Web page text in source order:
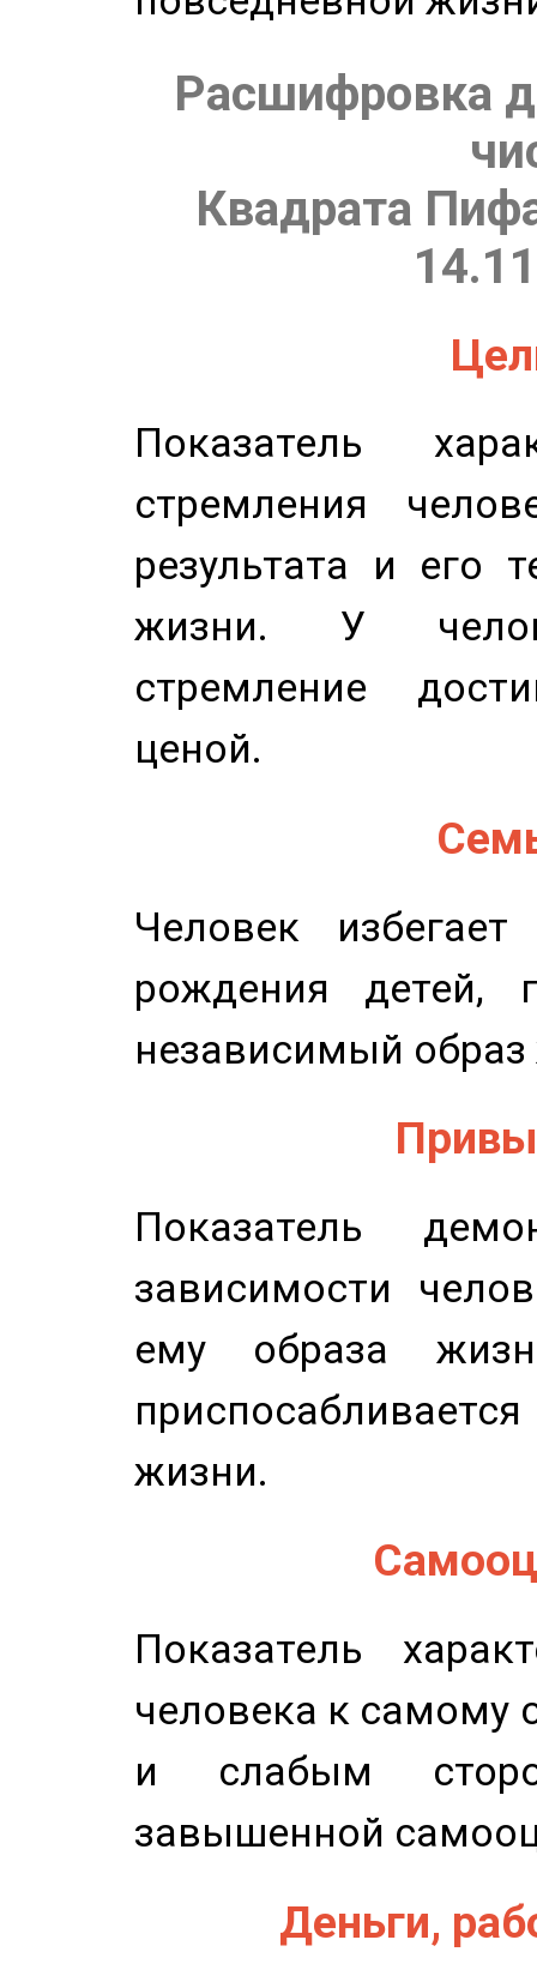
Расшифровка
Квадрата
Показатель
стремления
результата и его
жизни. У
стремление
ценой.
Человек
рождения детей,
независимый
Показатель
зависимости
ему образа
жизни.
Показатель
человека к самому
и слабым
завышенной
Деньги,